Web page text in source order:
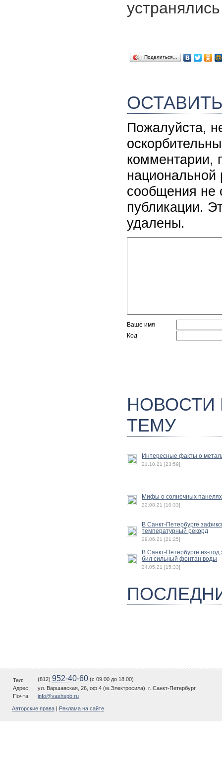
Поделиться…
Пожалуйста,
комментарии,
национальной
сообщения не
публикации.
удалены.
Ваше имя
Код
ТЕМУ
Интересные факты о
21.10.21 [23:59]
Мифы о солнечных панелях
22.08.21 [10:33]
В Санкт-Петербурге
температурный рекорд
29.06.21 [21:25]
В Санкт-Петербурге из-под
бил сильный фонтан воды
24.05.21 [15:33]
Тел: (812) 952-40-60 (c 09.00 до 18.00)
Адрес:
ул. Варшавская, 26, оф.4 (м.Электросила), г. Санкт-Петербург
Почта:
info@vashspb.ru
Авторские права Реклама на сайте